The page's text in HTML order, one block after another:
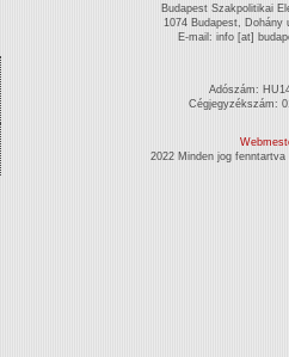
Budapest Szakpolitikai
1074 Budapest, Dohány
E-mail: info [at]
Adószám:
Cégjegyzékszám:
2022 Minden jog